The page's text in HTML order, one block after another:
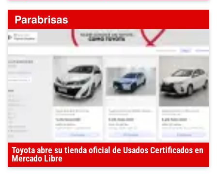
Toyota abre su tienda oficial de Usados Certificados en
Mercado Libre